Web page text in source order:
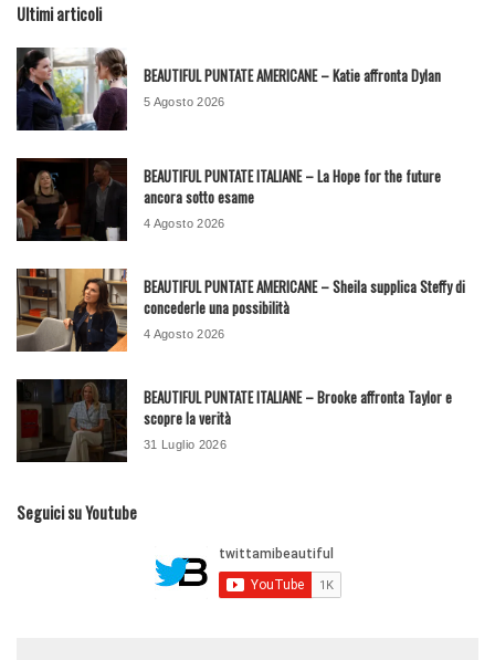
Ultimi articoli
BEAUTIFUL PUNTATE AMERICANE – Katie affronta Dylan
5 Agosto 2026
BEAUTIFUL PUNTATE ITALIANE – La Hope for the future
ancora sotto esame
4 Agosto 2026
BEAUTIFUL PUNTATE AMERICANE – Sheila supplica Steffy di
concederle una possibilità
4 Agosto 2026
BEAUTIFUL PUNTATE ITALIANE – Brooke affronta Taylor e
scopre la verità
31 Luglio 2026
Seguici su Youtube